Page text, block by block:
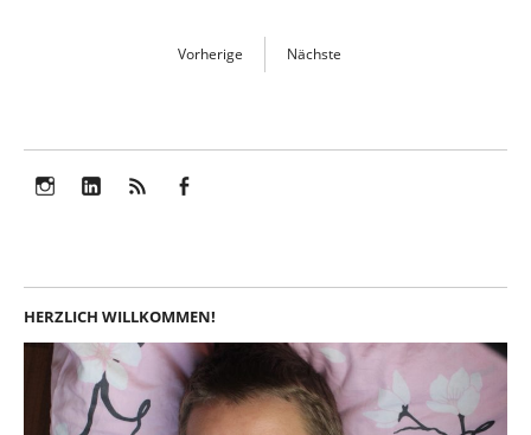
Vorherige Nächste
HERZLICH WILLKOMMEN!